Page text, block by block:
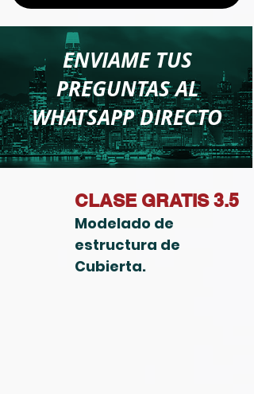
ENVIAMETUS
PREGUNTAS AL
WHATSAPP DIRECTO
CLASE GRATIS 3.5
Modelado de
estructura de
Cubierta.